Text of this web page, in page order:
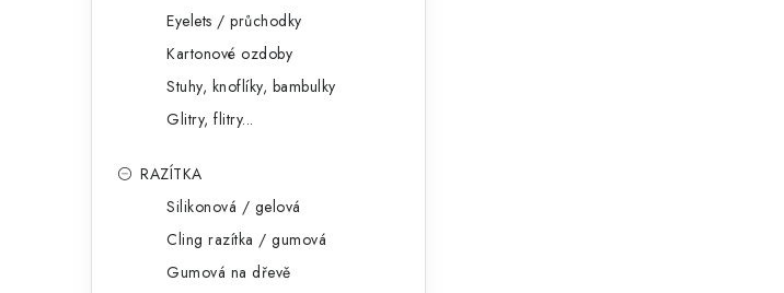
Eyelets / průchodky
Kartonové ozdoby
Stuhy, knoflíky, bambulky
Glitry, flitry...
RAZÍTKA
Silikonová / gelová
Cling razítka / gumová
Gumová na dřevě